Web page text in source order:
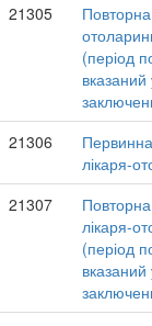
21305
Повторна
(період
21306
лікаря-
21307
Повторна
лікаря-
(період